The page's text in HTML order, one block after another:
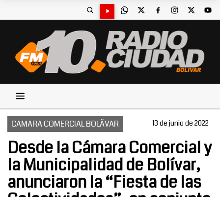
CAMARA COMERCIAL BOLÃVAR 13 de junio de 2022
Desde la Cámara Comercial y
la Municipalidad de Bolívar,
anunciaron la “Fiesta de las